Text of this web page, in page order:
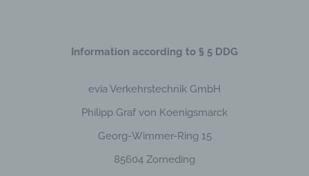
Information according to § 5 DDG
evia Verkehrstechnik GmbH
Philipp Graf von Koenigsmarck
Georg-Wimmer-Ring 15
85604 Zorneding